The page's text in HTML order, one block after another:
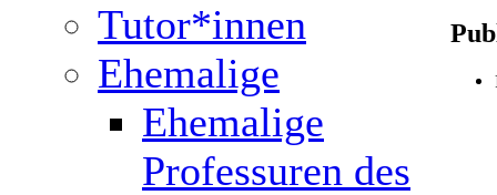
Tutor*innen
Ehemalige
Ehemalige
Professuren des